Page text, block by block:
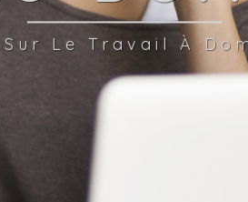
Sur Le Travail À